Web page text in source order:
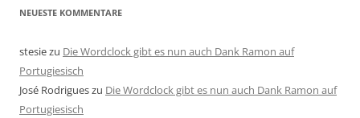
NEUESTE KOMMENTARE
stesiezu Die Wordclock gibt es nun auch Dank Ramon auf
Portugiesisch
José Rodrigueszu Die Wordclock gibt es nun auch Dank Ramon auf
Portugiesisch